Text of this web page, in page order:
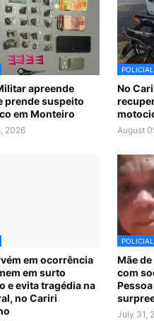
apreende
prende suspeito
em Monteiro
2026
POLICIAL
No
August
em ocorrência
em surto
e evita tragédia na
no Cariri
POLICIAL
Mãe
com
July 31,